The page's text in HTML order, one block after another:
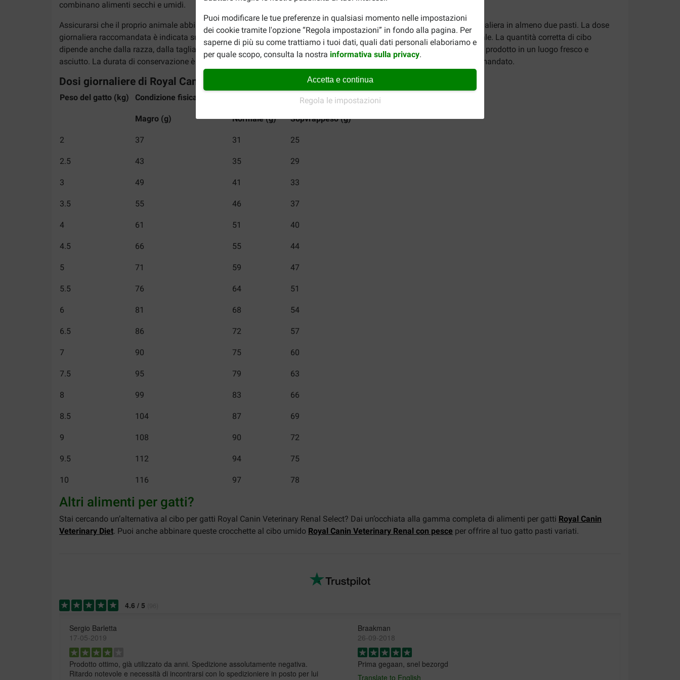
Puoi modificare le tue preferenze in qualsiasi momento nelle impostazioni
dei cookie tramite l'opzione “Regola impostazioni” in fondo alla pagina. Per
saperne di più su come trattiamo i tuoi dati, quali dati personali elaboriamo e
per quale scopo, consulta la nostra informativa sulla privacy.
Accetta e continua
Regola le impostazioni
combinano alimenti secchi e umidi.
Assicurarsi che il proprio animale abbia sempre a disposizione acqua fresca. Si consiglia di suddividere la razione giornaliera in almeno due pasti. La dose
giornaliera raccomandata è indicata sulla confezione e nella tabella sottostante. Si tratta tuttavia di un consiglio generale. La quantità corretta di cibo
dipende anche dalla razza, dalla taglia, dall’età e dal livello di attività del proprio animale domestico. Conservare questo prodotto in un luogo fresco e
asciutto. La durata di conservazione è indicata sulla confezione ed è generalmente sufficiente se si rispetta l’uso raccomandato.
Dosi giornaliere di Royal Canin Veterinary Renal Select per gatto
Peso del gatto (kg) Condizione fisica del gatto
Magro (g) Normale (g) Sopvrappeso (g)
2 37 31 25
2.5 43 35 29
3 49 41 33
3.5 55 46 37
4 61 51 40
4.5 66 55 44
5 71 59 47
5.5 76 64 51
6 81 68 54
6.5 86 72 57
7 90 75 60
7.5 95 79 63
8 99 83 66
8.5 104 87 69
9 108 90 72
9.5 112 94 75
10 116 97 78
Altri alimenti per gatti?
Stai cercando un’alternativa al cibo per gatti Royal Canin Veterinary Renal Select? Dai un’occhiata alla gamma completa di alimenti per gatti Royal Canin
Veterinary Diet. Puoi anche abbinare queste crocchette al cibo umido Royal Canin Veterinary Renal con pesce per offrire al tuo gatto pasti variati.
4.6 / 5
Sergio Barletta
17-05-2019
Prodotto ottimo, già utilizzato da anni. Spedizione assolutamente negativa.
Ritardo notevole e necessità di incontrarsi con lo spedizioniere in posto per lui
Braakman
26-09-2018
Prima gegaan, snel bezorgd
Translate to English